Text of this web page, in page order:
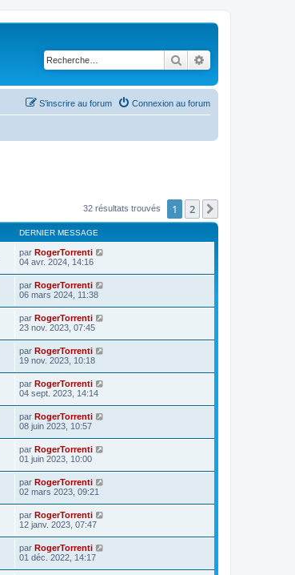
Rechercher
Connexion au forum
S’inscrire au forum
32 résultats trouvés 1 2
DERNIER MESSAGE
par RogerTorrenti
04 avr. 2024, 14:16
par RogerTorrenti
06 mars 2024, 11:38
par RogerTorrenti
23 nov. 2023, 07:45
par RogerTorrenti
19 nov. 2023, 10:18
par RogerTorrenti
04 sept. 2023, 14:14
par RogerTorrenti
08 juin 2023, 10:57
par RogerTorrenti
01 juin 2023, 10:00
par RogerTorrenti
02 mars 2023, 09:21
par RogerTorrenti
12 janv. 2023, 07:47
par RogerTorrenti
01 déc. 2022, 14:17